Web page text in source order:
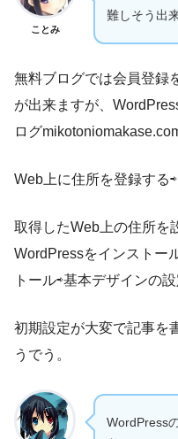
ことみ
難しそう出
無料ブログでは会員登録
が出来ますが、
ログ
Web上に住所を登録する
取得したWeb上の住所を
WordPressをインストー
トール⇨基本デザインの
初期設定が大変で記事を
うでう。
WordPress